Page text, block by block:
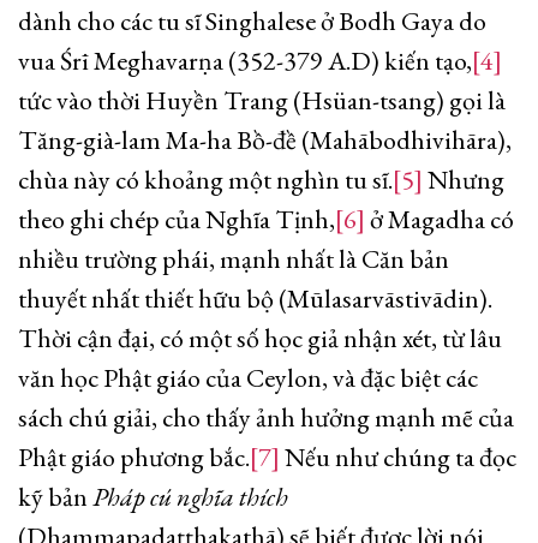
dành cho các tu sĩ Singhalese ở Bodh Gaya do
vua Śrī Meghavarṇa (352-379 A.D) kiến tạo,[4]
tức vào thời Huyền Trang (Hsüan-tsang) gọi là
Tăng-già-lam Ma-ha Bồ-đề (Mahābodhivihāra),
chùa này có khoảng một nghìn tu sĩ.[5] Nhưng
theo ghi chép của Nghĩa Tịnh,[6] ở Magadha có
nhiều trường phái, mạnh nhất là Căn bản
thuyết nhất thiết hữu bộ (Mūlasarvāstivādin).
Thời cận đại, có một số học giả nhận xét, từ lâu
văn học Phật giáo của Ceylon, và đặc biệt các
sách chú giải, cho thấy ảnh hưởng mạnh mẽ của
Phật giáo phương bắc.[7] Nếu như chúng ta đọc
kỹ bảnPháp cú nghĩa thích